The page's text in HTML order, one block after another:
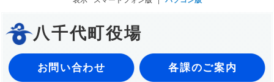
八千代町役場
お問い合わせ 各課のご案内